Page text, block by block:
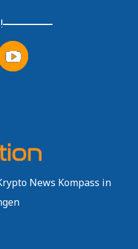
News Kompass in